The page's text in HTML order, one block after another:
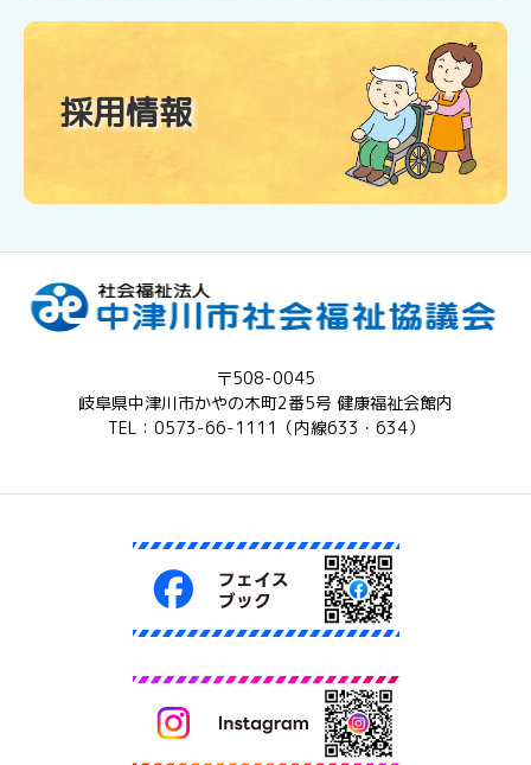
採用情報
〒508-0045
岐阜県中津川市かやの木町2番5号 健康福祉会館内
TEL：0573-66-1111（内線633・634）